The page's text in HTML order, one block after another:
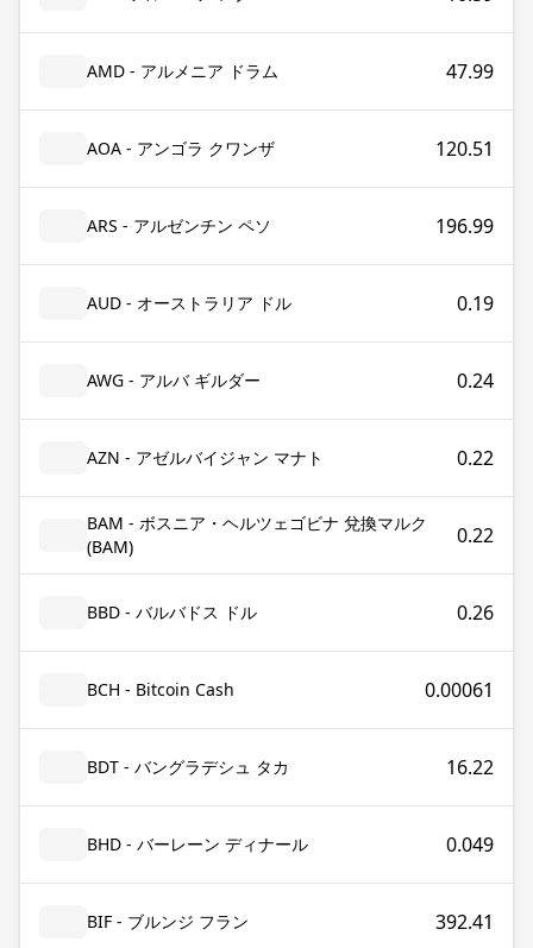
AMD - アルメニア ドラム 47.99
AOA - アンゴラ クワンザ 120.51
ARS - アルゼンチン ペソ 196.99
AUD - オーストラリア ドル 0.19
AWG - アルバ ギルダー 0.24
AZN - アゼルバイジャン マナト 0.22
BAM - ボスニア・ヘルツェゴビナ 兌換マルク
(BAM)
0.22
BBD - バルバドス ドル 0.26
BCH - Bitcoin Cash 0.00061
BDT - バングラデシュ タカ 16.22
BHD - バーレーン ディナール 0.049
BIF - ブルンジ フラン 392.41